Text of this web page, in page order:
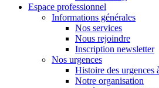
Espace professionnel
Informations générales
Nos services
Nous rejoindre
Inscription newsletter
Nos urgences
Histoire des urgences
Notre organisation